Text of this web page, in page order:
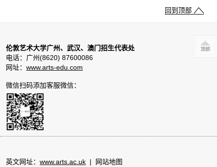
回到顶部
伦敦艺术大学广州、武汉、澳门招生代表处
电话：广州(8620) 87600086
网址： www.arts-edu.com
微信扫码添加客服微信：
英文网址： www.arts.ac.uk | 网站地图